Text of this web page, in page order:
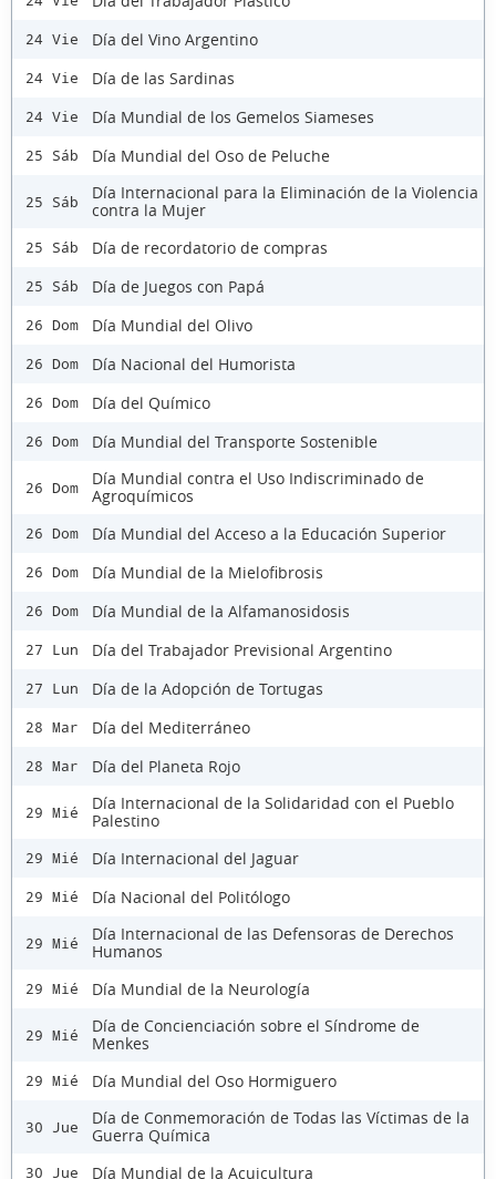
24 Vie Día del Vino Argentino
24 Vie Día de las Sardinas
24 Vie Día Mundial de los Gemelos Siameses
25 Sáb Día Mundial del Oso de Peluche
25 Sáb
Día Internacional para la Eliminación de la Violencia
contra la Mujer
25 Sáb Día de recordatorio de compras
25 Sáb Día de Juegos con Papá
26 Dom Día Mundial del Olivo
26 Dom Día Nacional del Humorista
26 Dom Día del Químico
26 Dom Día Mundial del Transporte Sostenible
26 Dom
Día Mundial contra el Uso Indiscriminado de
Agroquímicos
26 Dom Día Mundial del Acceso a la Educación Superior
26 Dom Día Mundial de la Mielofibrosis
26 Dom Día Mundial de la Alfamanosidosis
27 Lun Día del Trabajador Previsional Argentino
27 Lun Día de la Adopción de Tortugas
28 Mar Día del Mediterráneo
28 Mar Día del Planeta Rojo
29 Mié
Día Internacional de la Solidaridad con el Pueblo
Palestino
29 Mié Día Internacional del Jaguar
29 Mié Día Nacional del Politólogo
29 Mié
Día Internacional de las Defensoras de Derechos
Humanos
29 Mié Día Mundial de la Neurología
29 Mié
Día de Concienciación sobre el Síndrome de
Menkes
29 Mié Día Mundial del Oso Hormiguero
30 Jue
Día de Conmemoración de Todas las Víctimas de la
Guerra Química
30 Jue Día Mundial de la Acuicultura